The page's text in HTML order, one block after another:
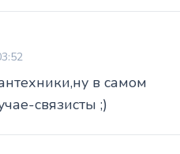
в самом
связисты ;)